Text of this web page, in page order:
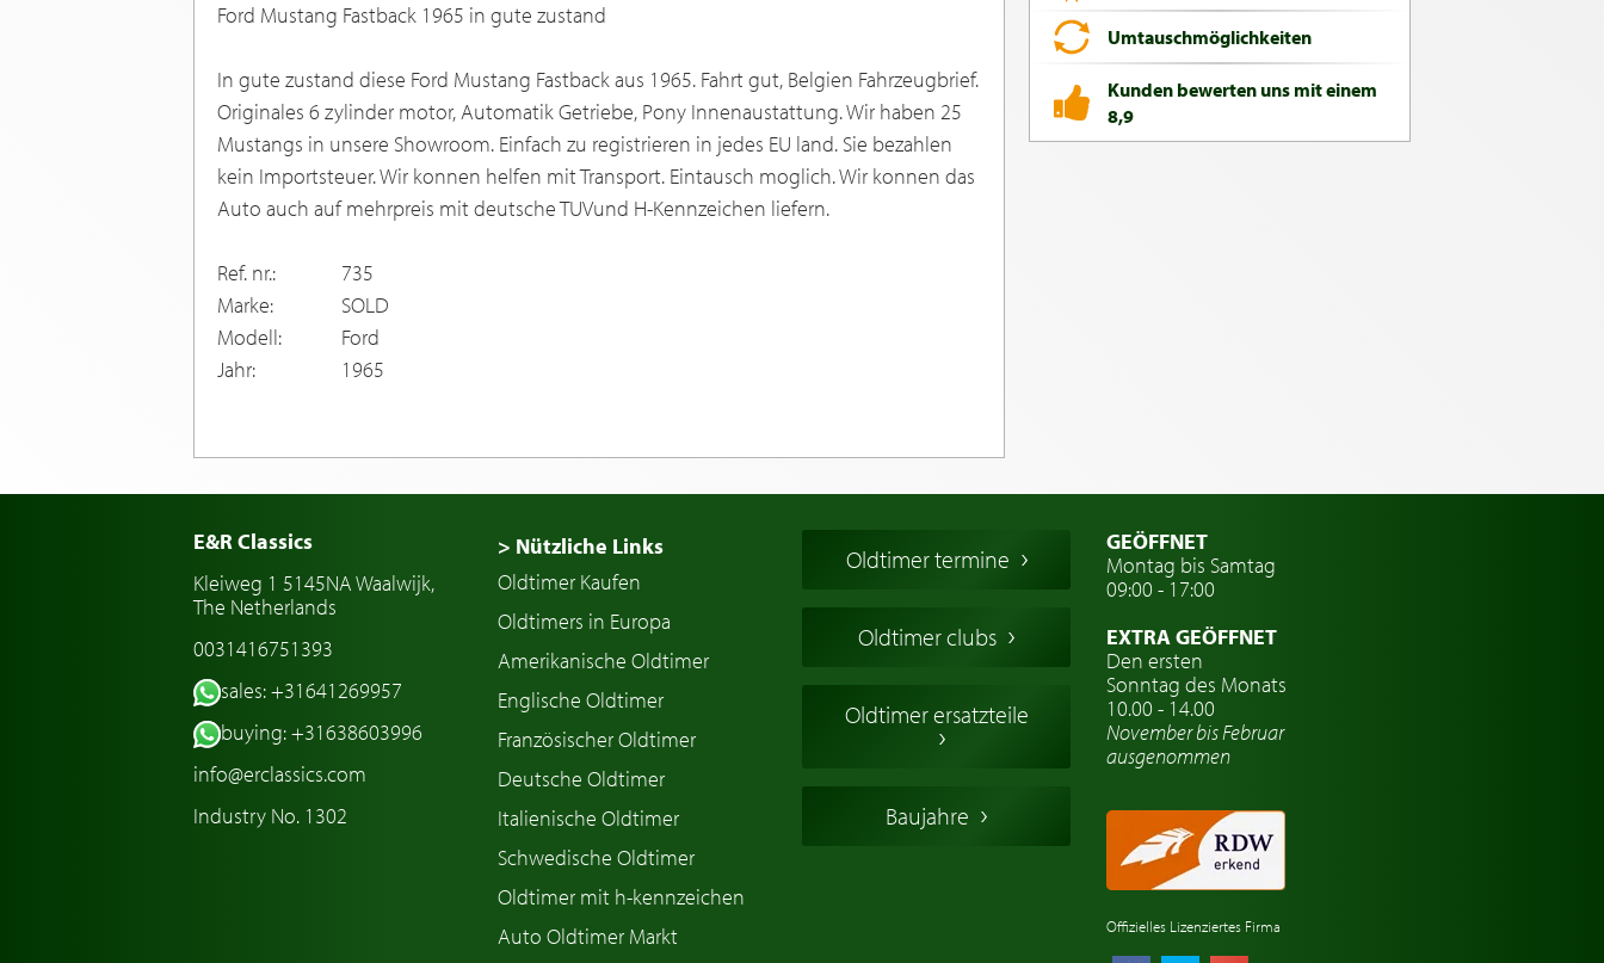
Ford Mustang Fastback 1965 in gute zustand
In gute zustand diese Ford Mustang Fastback aus 1965. Fahrt gut, Belgien Fahrzeugbrief.
Originales 6 zylinder motor, Automatik Getriebe, Pony Innenaustattung. Wir haben 25
Mustangs in unsere Showroom. Einfach zu registrieren in jedes EU land. Sie bezahlen
kein Importsteuer. Wir konnen helfen mit Transport. Eintausch moglich. Wir konnen das
Auto auch auf mehrpreis mit deutsche TUVund H-Kennzeichen liefern.
Ref. nr.:
735
Marke:
SOLD
Modell:
Ford
Jahr:
1965
Umtauschmöglichkeiten
Kunden bewerten uns mit einem
8,9
E&R Classics
Kleiweg 1 5145NA Waalwijk,
The Netherlands
0031416751393
sales: +31641269957
buying: +31638603996
info@erclassics.com
Industry No. 1302
> Nützliche Links
Oldtimer Kaufen
Oldtimers in Europa
Amerikanische Oldtimer
Englische Oldtimer
Französischer Oldtimer
Deutsche Oldtimer
Italienische Oldtimer
Schwedische Oldtimer
Oldtimer mit h-kennzeichen
Auto Oldtimer Markt
Oldtimer termine
Oldtimer clubs
Oldtimer ersatzteile
Baujahre
GEÖFFNET
Montag bis Samtag
09:00 - 17:00
EXTRA GEÖFFNET
Den ersten
Sonntag des Monats
10.00 - 14.00
November bis Februar
ausgenommen
Offizielles Lizenziertes Firma